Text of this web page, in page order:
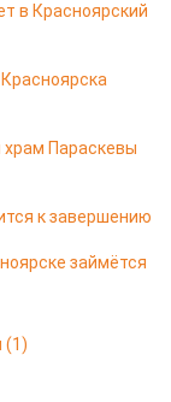
в Красноярский
Параскевы
к завершению
займётся
(1)